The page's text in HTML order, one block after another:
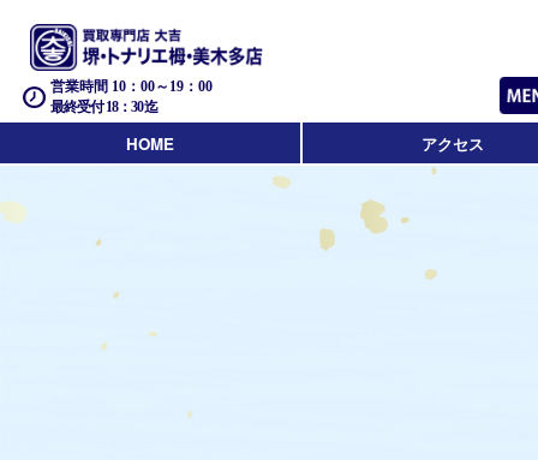
営業時間 10：00～19：00
最終受付 18：30迄
HOME アクセス